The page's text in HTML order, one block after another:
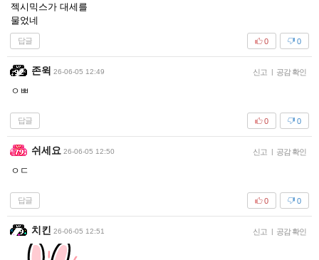
젝시믹스가 대세를
물었네
답글 0
0
존윅 26-06-05 12:49 신고 | 공감 확인
ㅇㅃ
답글 0
0
쉬세요 26-06-05 12:50 신고 | 공감 확인
ㅇㄷ
답글 0
0
치킨 26-06-05 12:51 신고 | 공감 확인